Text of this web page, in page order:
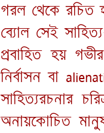
গরল থেকে রচিত
ব্যোল সেই
প্রবাহিত হয়
নির্বাসন বা
সাহিত্যরচনার
অনায়কোচিত